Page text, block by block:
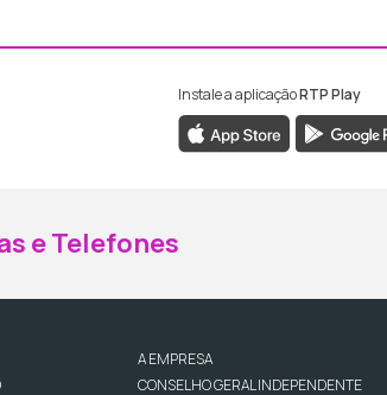
da RTP Madeira
Instagram da RTP Madeira
Instale a aplicaçãoRTP Play
e Telefones
A EMPRESA
CONSELHO GERAL INDEPENDENTE